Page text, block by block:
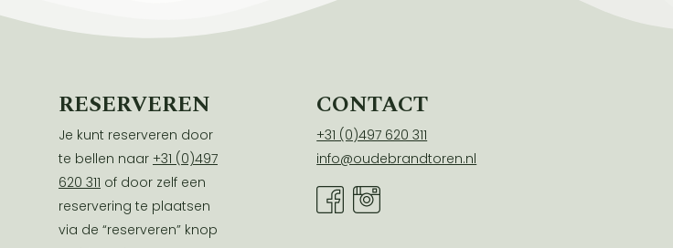
RESERVEREN
Je kunt reserveren door
te bellen naar +31 (0)497
620 311 of door zelf een
reservering te plaatsen
via de “reserveren” knop
CONTACT
+31 (0)497 620 311
info@oudebrandtoren.nl